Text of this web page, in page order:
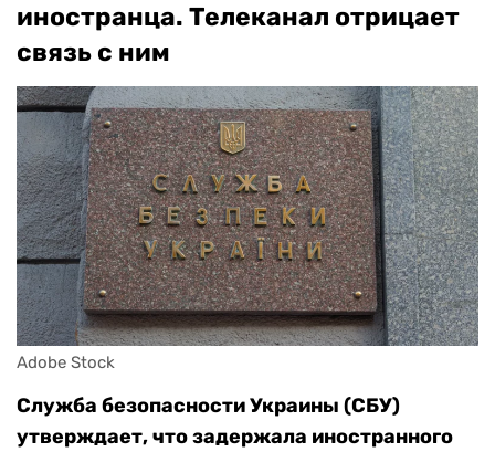
иностранца. Телеканал отрицает
связь с ним
Adobe Stock
Служба безопасности Украины (СБУ)
утверждает, что задержала иностранного